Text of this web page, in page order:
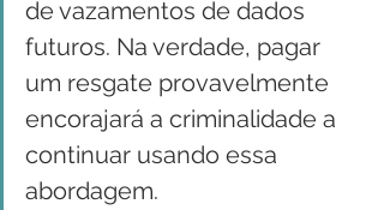
de vazamentos de dados
futuros. Na verdade, pagar
um resgate provavelmente
encorajará a criminalidade a
continuar usando essa
abordagem.